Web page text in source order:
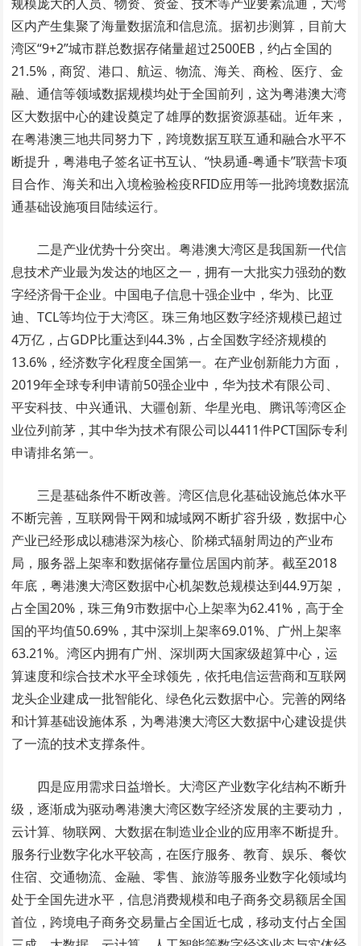
区内产生集聚了海量数据流和信息流。据初步测算，目前大
湾区“9+2”城市群总数据存储量超过2500EB，约占全国的
21.5%，商贸、港口、航运、物流、海关、商检、医疗、金
融、通信等领域数据规模均处于全国前列，这为粤港澳大湾
区大数据中心的建设奠定了雄厚的数据资源基础。近年来，
在粤港澳三地共同努力下，跨境数据互联互通和融合水平不
断提升，粤港电子签名证书互认、“快易通-粤通卡”联营卡项
目合作、海关和出入境检验检疫RFID应用等一批跨境数据流
通基础设施项目陆续运行。
二是产业优势十分突出。粤港澳大湾区是我国新一代信
息技术产业最为发达的地区之一，拥有一大批实力强劲的数
字经济骨干企业。中国电子信息十强企业中，华为、比亚
迪、TCL等均位于大湾区。珠三角地区数字经济规模已超过
4万亿，占GDP比重达到44.3%，占全国数字经济规模的
13.6%，经济数字化程度全国第一。在产业创新能力方面，
2019年全球专利申请前50强企业中，华为技术有限公司、
平安科技、中兴通讯、大疆创新、华星光电、腾讯等湾区企
业位列前茅，其中华为技术有限公司以4411件PCT国际专利
申请排名第一。
三是基础条件不断改善。湾区信息化基础设施总体水平
不断完善，互联网骨干网和城域网不断扩容升级，数据中心
产业已经形成以穗港深为核心、阶梯式辐射周边的产业布
局，服务器上架率和数据储存量位居国内前茅。截至2018
年底，粤港澳大湾区数据中心机架数总规模达到44.9万架，
占全国20%，珠三角9市数据中心上架率为62.41%，高于全
国的平均值50.69%，其中深圳上架率69.01%、广州上架率
63.21%。湾区内拥有广州、深圳两大国家级超算中心，运
算速度和综合技术水平全球领先，依托电信运营商和互联网
龙头企业建成一批智能化、绿色化云数据中心。完善的网络
和计算基础设施体系，为粤港澳大湾区大数据中心建设提供
了一流的技术支撑条件。
四是应用需求日益增长。大湾区产业数字化结构不断升
级，逐渐成为驱动粤港澳大湾区数字经济发展的主要动力，
云计算、物联网、大数据在制造业企业的应用率不断提升。
服务行业数字化水平较高，在医疗服务、教育、娱乐、餐饮
住宿、交通物流、金融、零售、旅游等服务业数字化领域均
处于全国先进水平，信息消费规模和电子商务交易额居全国
首位，跨境电子商务交易量占全国近七成，移动支付占全国